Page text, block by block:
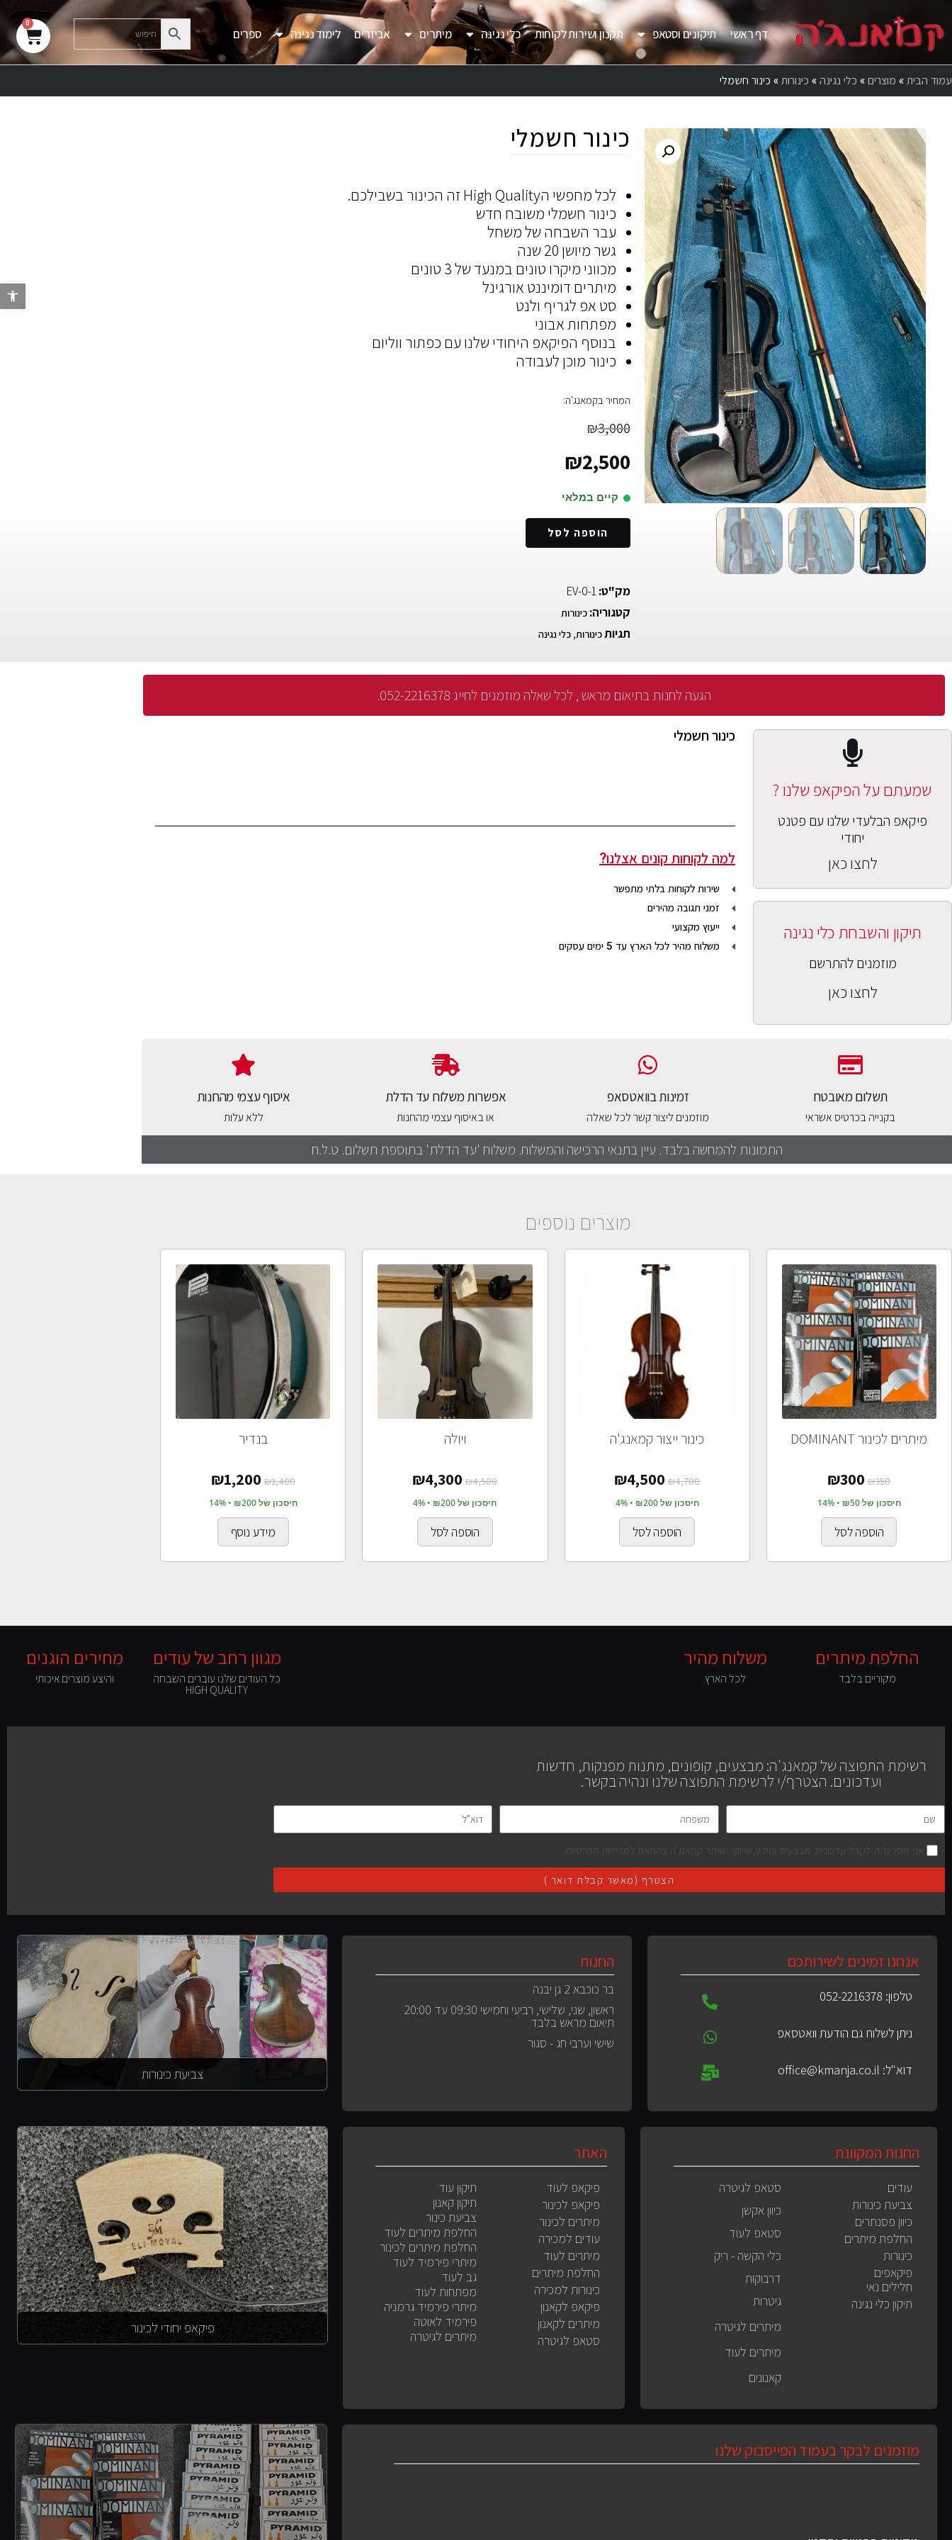
דף ראשי תיקונים וסטאפ תקנון ושירות לקוחות כלי נגינה מיתרים אביזרים לימוד נגינה ספרים
0
עמוד הבית » מוצרים» כלי נגינה» כינורות » כינור חשמלי
כינור חשמלי
לכל מחפשי הHigh Quality זה הכינור בשבילכם.
כינור חשמלי משובח חדש
עבר השבחה של משחל
גשר מיושן 20 שנה
מכווני מיקרו טונים במנעד של 3 טונים
מיתרים דומיננט אורגינל
סט אפ לגריף ולנט
מפתחות אבוני
בנוסף הפיקאפ היחודי שלנו עם כפתור ווליום
כינור מוכן לעבודה
המחיר בקמאנג'ה:
₪3,000
₪2,500
קיים במלאי
הוספה לסל
מק"ט:EV-0-1
קטגוריה: כינורות
תגיותכינורות, כלי נגינה
הגעה לחנות בתיאום מראש , לכל שאלה מוזמנים לחייג 052-2216378.
שמעתם על הפיקאפ שלנו ?
פיקאפ הבלעדי שלנו עם פטנט
יחודי
לחצו כאן
תיקון והשבחת כלי נגינה
מוזמנים להתרשם
לחצו כאן
כינור חשמלי
למה לקוחות קונים אצלנו?
שירות לקוחות בלתי מתפשר
זמני תגובה מהירים
ייעוץ מקצועי
משלוח מהיר לכל הארץ עד 5 ימים עסקים
תשלום מאובטח
בקנייה בכרטיס אשראי
זמינות בוואטסאפ
מוזמנים ליצור קשר לכל שאלה
אפשרות משלוח עד הדלת
או באיסוף עצמי מהחנות
איסוף עצמי מהחנות
ללא עלות
התמונות להמחשה בלבד. עיין בתנאי הרכישה והמשלוח. משלוח 'עד הדלת' בתוספת תשלום. ט.ל.ח
מוצרים נוספים
מיתרים לכינור DOMINANT
₪350
₪300
חיסכון של ₪50 • 14%
הוספה לסל
כינור ייצור קמאנג'ה
₪4,700
₪4,500
חיסכון של ₪200 • 4%
הוספה לסל
ויולה
₪4,500
₪4,300
חיסכון של ₪200 • 4%
הוספה לסל
בנדיר
₪1,400
₪1,200
חיסכון של ₪200 • 14%
מידע נוסף
החלפת מיתרים
מקוריים בלבד
משלוח מהיר
לכל הארץ
עוד כינור קאנון ועוד.. בקרו בעמוד תיקון כלי נגינה
מגוון רחב של עודים
כל העודים שלנו עוברים השבחה
HIGH QUALITY
מחירים הוגנים
והיצע מוצרים איכותי
רשימת התפוצה של קמאנג'ה: מבצעים, קופונים, מתנות מפנקות, חדשות
ועדכונים. הצטרף/י לרשימת התפוצה שלנו ונהיה בקשר.
הצטרף (מאשר קבלת דואר )
אנחנו זמינים לשירותכם
טלפון: 052-2216378
ניתן לשלוח גם הודעת וואטסאפ
דוא"ל: office@kmanja.co.il
החנות
בר כוכבא 2 גן יבנה
ראשון, שני, שלישי, רביעי וחמישי 09:30 עד 20:00
תיאום מראש בלבד
שישי וערבי חג - סגור
צביעת כינורות
החנות המקוונת
עודים
צביעת כינורות
כיוון פסנתרים
החלפת מיתרים
כינורות
פיקאפים
חלילים נאי
תיקון כלי נגינה
סטאפ לגיטרה
כיוון אקשן
סטאפ לעוד
כלי הקשה - ריק
דרבוקות
גיטרות
מיתרים לגיטרה
מיתרים לעוד
קאנונים
האתר
פיקאפ לעוד
פיקאפ לכינור
מיתרים לכינור
עודים למכירה
מיתרים לעוד
החלפת מיתרים
כינורות למכירה
פיקאפ לקאנון
מיתרים לקאנון
סטאפ לגיטרה
תיקון עוד
תיקון קאנון
צביעת כינור
החלפת מיתרים לעוד
החלפת מיתרים לכינור
מיתרי פירמיד לעוד
גב לעוד
מפתחות לעוד
מיתרי פירמיד גרמניה
פירמיד לאוטה
מיתרים לגיטרה
פיקאפ יחודי לכינור
מוזמנים לבקר בעמוד הפייסבוק שלנו